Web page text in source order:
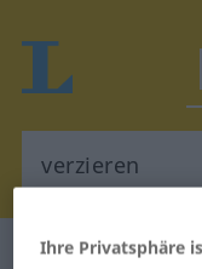
Deutsch-
Ihre Privatsphäre